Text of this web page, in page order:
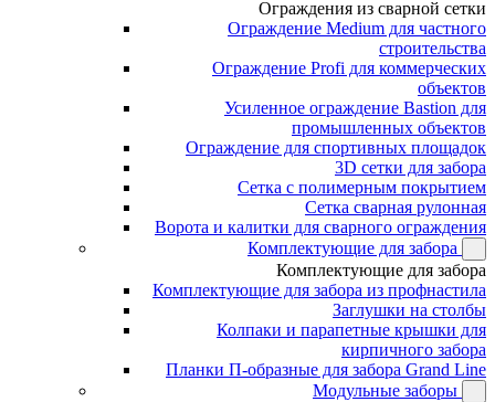
Ограждения из сварной сетки
Ограждение Medium для частного
строительства
Ограждение Profi для коммерческих
объектов
Усиленное ограждение Bastion для
промышленных объектов
Ограждение для спортивных площадок
3D сетки для забора
Сетка с полимерным покрытием
Сетка сварная рулонная
Ворота и калитки для сварного ограждения
Комплектующие для забора
Комплектующие для забора
Комплектующие для забора из профнастила
Заглушки на столбы
Колпаки и парапетные крышки для
кирпичного забора
Планки П-образные для забора Grand Line
Модульные заборы